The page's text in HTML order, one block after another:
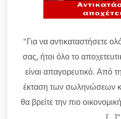
"Για να αντικαταστήσετε
σας, ήτοι όλο το
είναι απαγορευτικό. Από
έκταση των σωληνώσεων
θα βρείτε την πιο
[...]"